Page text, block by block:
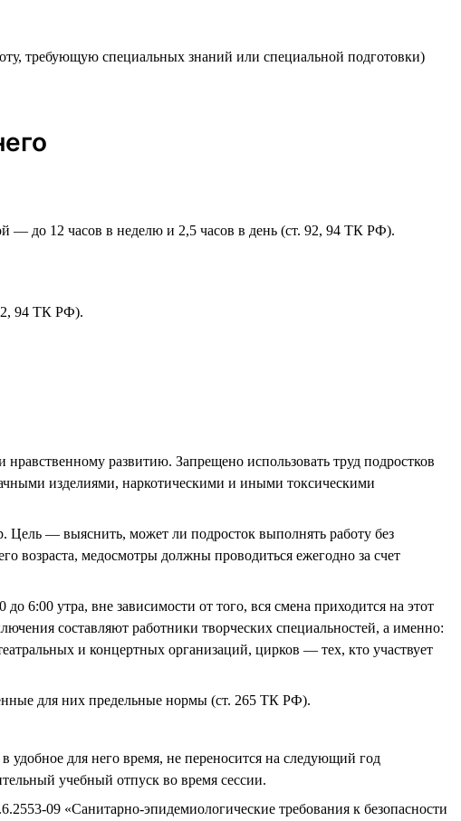
требующую специальных знаний или специальной подготовки)
— до 12 часов в неделю и 2,5 часов в день (ст. 92, 94 ТК РФ).
94 ТК РФ).
развитию. Запрещено использовать труд подростков
изделиями, наркотическими и иными токсическими
Цель — выяснить, может ли подросток выполнять работу без
возраста, медосмотры должны проводиться ежегодно за счет
6:00 утра, вне зависимости от того, вся смена приходится на этот
составляют работники творческих специальностей, а именно:
и концертных организаций, цирков — тех, кто участвует
для них предельные нормы (ст. 265 ТК РФ).
удобное для него время, не переносится на следующий год
учебный отпуск во время сессии.
09 «Санитарно-эпидемиологические требования к безопасности